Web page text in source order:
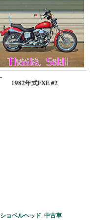
1982年式FXE #2
ショベルヘッド 中古車